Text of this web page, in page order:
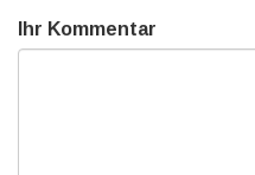
Ihr Kommentar